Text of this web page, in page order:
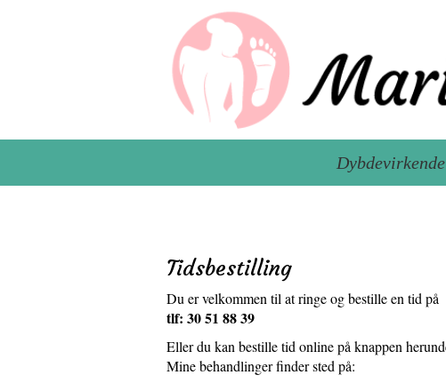
Tidsbestilling
Du er velkommen til at ringe og bestille en tid på
tlf: 30 51 88 39
Eller du kan bestille tid online på knappen
Mine behandlinger finder sted på: